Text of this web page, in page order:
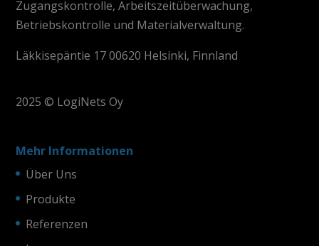
Zugangskontrolle, Arbeitszeitüberwachung,
Betriebskontrolle und Materialverwaltung.
Läkkisepäntie 17 00620 Helsinki, Finnland
2025 © LogiNets Oy
Mehr Informationen
Über Uns
Produkte
Referenzen